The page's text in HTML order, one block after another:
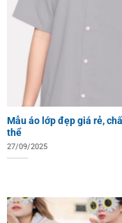
Mẫu áo lớp đẹp giá rẻ,
thể
27/09/2025